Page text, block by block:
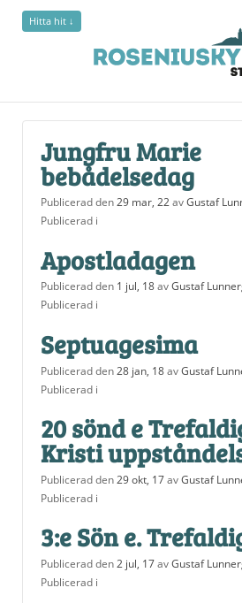
Hitta hit ↓
Jungfru Marie
bebådelsedag
Publicerad den29 mar, 22avGustaf
Publicerad i
Apostladagen
Publicerad den 1 jul, 18avGustaf
Publicerad i
Septuagesima
Publicerad den28 jan, 18avGustaf
Publicerad i
20 sönd e
Kristi
Publicerad den29 okt, 17avGustaf
Publicerad i
3:e Sön e.
Publicerad den2 jul, 17avGustaf
Publicerad i